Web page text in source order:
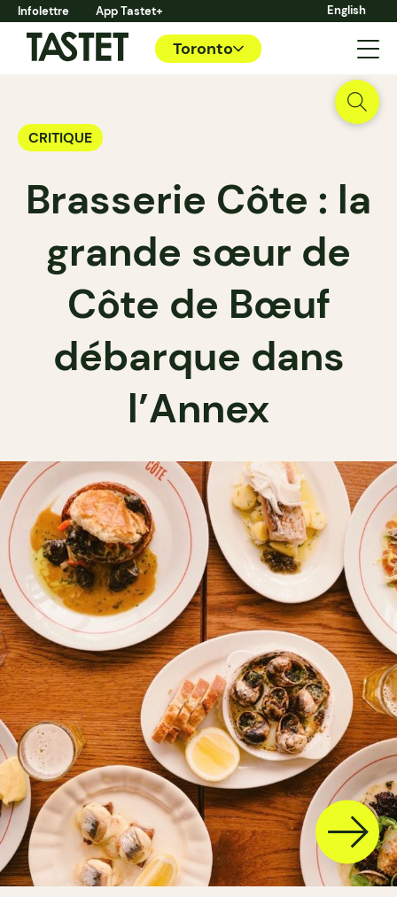
Infolettre App Tastet+ English
Toronto
CRITIQUE
Brasserie Côte : la
grande sœur de
Côte de Bœuf
débarque dans
l’Annex